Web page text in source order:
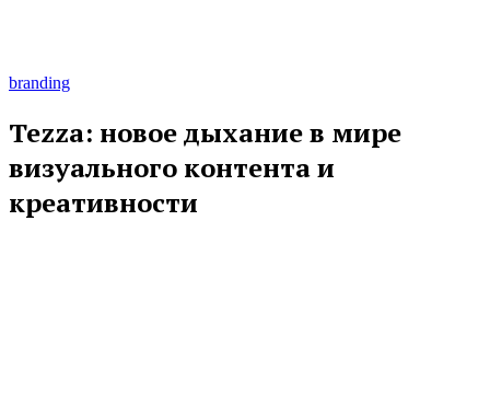
branding
Tezza: новое дыхание в мире
визуального контента и
креативности